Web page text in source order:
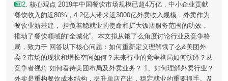
2. 核心观点 2019年中国餐饮市场规模已超4万亿，中小企业贡献
餐饮收入的近80%，4.2亿人带来近3000亿外卖收入规模，外卖作为
餐饮业新基建， 担负着稳就业的使命和扩大饭店服务范围的功效，
推动了餐饮领域的“全城化”。本文拟从饿了么角度讨论行业及竞争格
局，致力于 回答以下核心问题：如何重新定义理解饿了么&美团外
卖？市场的现状和增长空间如何？未来行业的竞争格局如何演绎？从
竞争者视角 如何看待美团布局及外卖业务？ 1、如何理解外卖行业？
外卖是重构餐饮成本结构，提升单店产出，稳定就业的重要抓手。及